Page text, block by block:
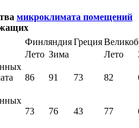
микроклимата помещений
ФинляндияГреция
Лето Зима Лето
86 91 73 82
73 76 43 77